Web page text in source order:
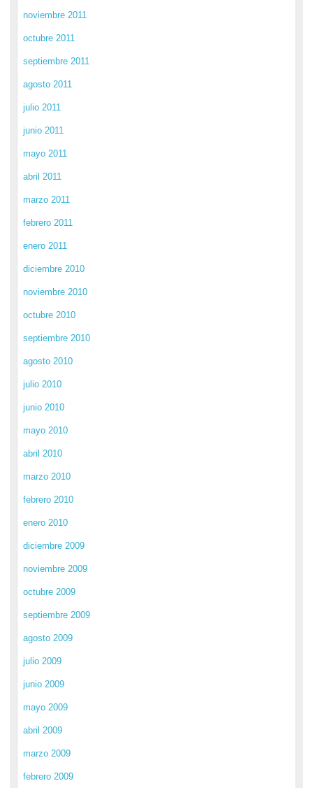
noviembre 2011
octubre 2011
septiembre 2011
agosto 2011
julio 2011
junio 2011
mayo 2011
abril 2011
marzo 2011
febrero 2011
enero 2011
diciembre 2010
noviembre 2010
octubre 2010
septiembre 2010
agosto 2010
julio 2010
junio 2010
mayo 2010
abril 2010
marzo 2010
febrero 2010
enero 2010
diciembre 2009
noviembre 2009
octubre 2009
septiembre 2009
agosto 2009
julio 2009
junio 2009
mayo 2009
abril 2009
marzo 2009
febrero 2009